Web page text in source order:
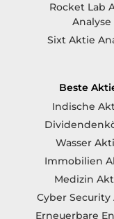
Rocket Lab
Analyse
Sixt Aktie
Beste
Indische
Wasser
Immobilien
Medizin
Cyber Security
Erneuerbare